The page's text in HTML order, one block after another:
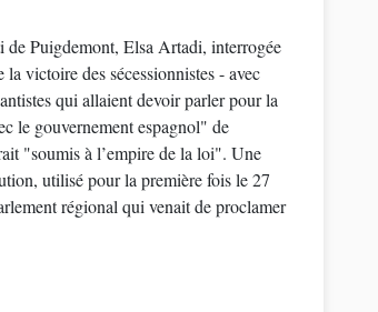
de Puigdemont, Elsa Artadi, interrogée
victoire des sécessionnistes - avec
qui allaient devoir parler pour la
le gouvernement espagnol" de
"soumis à l’empire de la loi". Une
utilisé pour la première fois le 27
régional qui venait de proclamer